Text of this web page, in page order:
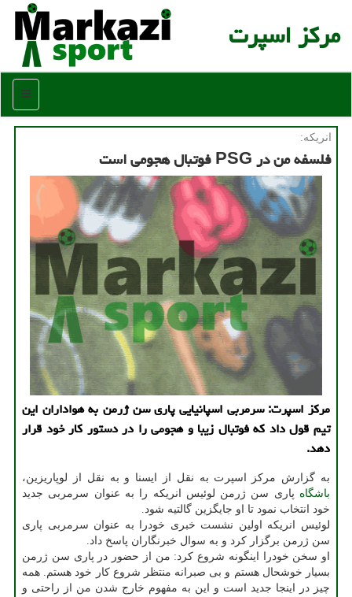
مركز اسپرت
منو
انریكه:
فلسفه من در PSG فوتبال هجومی است
مرکز اسپرت: سرمربی اسپانیایی پاری سن ژرمن به هواداران این
تیم قول داد که فوتبال زیبا و هجومی را در دستور کار خود قرار
دهد.
به گزارش مرکز اسپرت به نقل از ایسنا و به نقل از لوپاریزین،
باشگاه پاری سن ژرمن لوئیس انریکه را به عنوان سرمربی جدید
خود انتخاب نمود تا او جایگزین گالتیه شود.
لوئیس انریکه اولین نشست خبری خودرا به عنوان سرمربی پاری
سن ژرمن برگزار کرد و به سوال خبرنگاران پاسخ داد.
او سخن خودرا اینگونه شروع کرد: من از حضور در پاری سن ژرمن
بسیار خوشحال هستم و بی صبرانه منتظر شروع کار خود هستم. همه
چیز در اینجا جدید است و این به مفهوم خارج شدن من از راحتی و